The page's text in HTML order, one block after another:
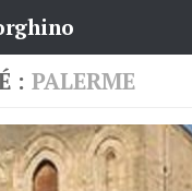
: PALERME